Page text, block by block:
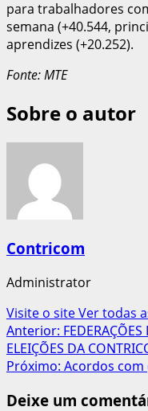
para trabalhadores
semana (+40.544,
aprendizes (+20.252).
Fonte: MTE
Sobre o autor
Contricom
Administrator
Visite o siteVer todas
Navegação
de
artigos
Anterior:
ELEIÇÕES DA
Próximo: Acordos
Deixe um